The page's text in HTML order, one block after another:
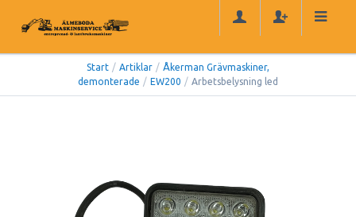
Start / Artiklar / Åkerman Grävmaskiner,
demonterade / EW200 / Arbetsbelysning led